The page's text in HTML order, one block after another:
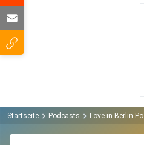
Startseite Podcasts Love in Berlin